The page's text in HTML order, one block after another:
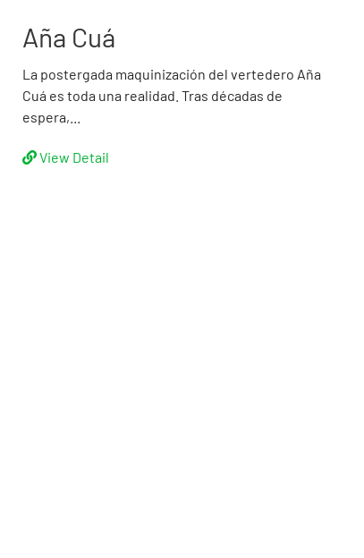
Aña Cuá
La postergada maquinización del vertedero Aña
Cuá es toda una realidad. Tras décadas de
espera,...
View Detail